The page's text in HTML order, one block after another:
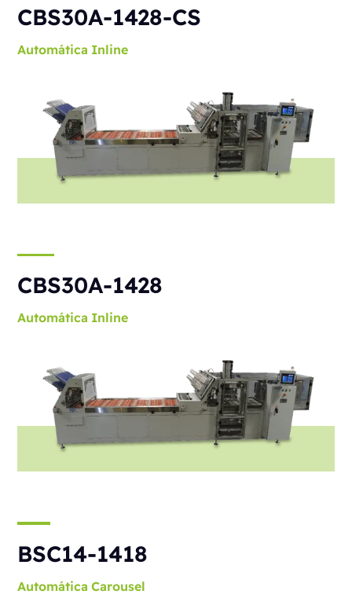
CBS30A-1428-CS
Automática Inline
CBS30A-1428
Automática Inline
BSC14-1418
Automática Carousel